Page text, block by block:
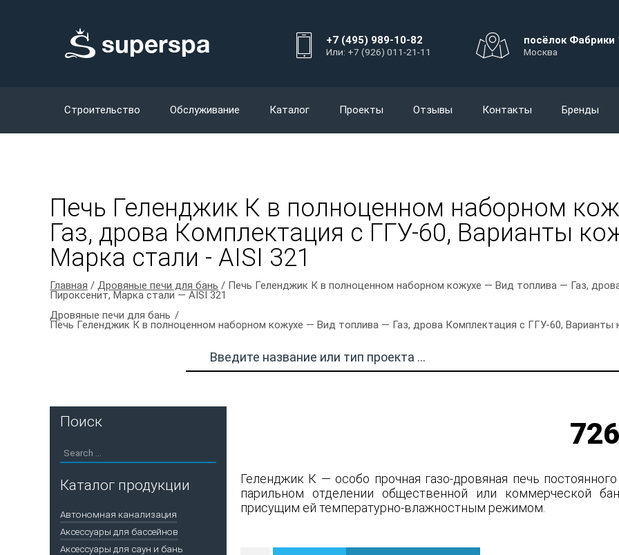
+7 (495) 989-10-82
Или: +7 (926) 011-21-11
посёлок Фабрики
Москва
Строительство Обслуживание Каталог Проекты Отзывы Контакты Бренды
Печь Геленджик К в полноценном наборном
Газ, дрова Комплектация с ГГУ-60, Варианты
Марка стали - AISI 321
Главная / Дровяные печи для бань / Печь Геленджик К в полноценном наборном кожухе — Вид топлива — Газ,
Пироксенит, Марка стали — AISI 321
Дровяные печи для бань
Печь Геленджик К в полноценном наборном кожухе — Вид топлива — Газ, дрова Комплектация с ГГУ-60,
Геленджик К — особо прочная газо-дровяная печь
парильном отделении общественной или коммерческой
присущим ей температурно-влажностным режимом.
Поиск
Каталог продукции
Автономная канализация
Аксессуары для бассейнов
Аксессуары для саун и бань